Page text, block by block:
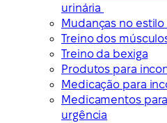
urinária
Mudanças no
Treino dos
Treino da bexiga
Produtos para
Medicação para
Medicamentos
urgência